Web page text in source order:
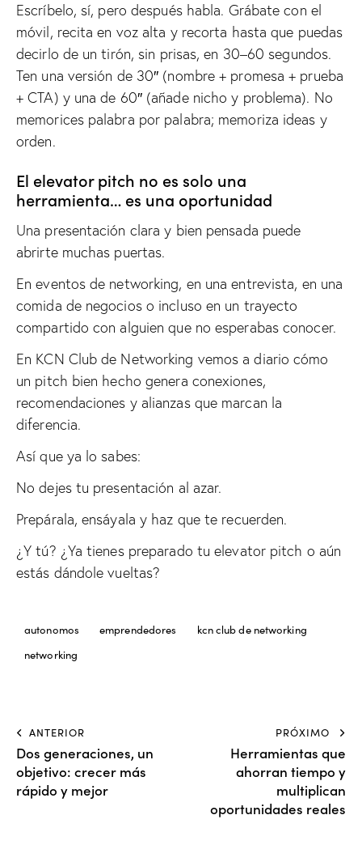
Escríbelo, sí, pero después habla. Grábate con el
móvil, recita en voz alta y recorta hasta que puedas
decirlo de un tirón, sin prisas, en 30–60 segundos.
Ten una versión de 30″ (nombre + promesa + prueba
+ CTA) y una de 60″ (añade nicho y problema). No
memorices palabra por palabra; memoriza ideas y
orden.
El elevator pitch no es solo una
herramienta… es una oportunidad
Una presentación clara y bien pensada puede
abrirte muchas puertas.
En eventos de networking, en una entrevista, en una
comida de negocios o incluso en un trayecto
compartido con alguien que no esperabas conocer.
En KCN Club de Networking vemos a diario cómo
un pitch bien hecho genera conexiones,
recomendaciones y alianzas que marcan la
diferencia.
Así que ya lo sabes:
No dejes tu presentación al azar.
Prepárala, ensáyala y haz que te recuerden.
¿Y tú? ¿Ya tienes preparado tu elevator pitch o aún
estás dándole vueltas?
autonomos emprendedores
kcn club de networking
networking
ANTERIOR
Dos generaciones, un
objetivo: crecer más
rápido y mejor
PRÓXIMO
Herramientas que
ahorran tiempo y
multiplican
oportunidades reales